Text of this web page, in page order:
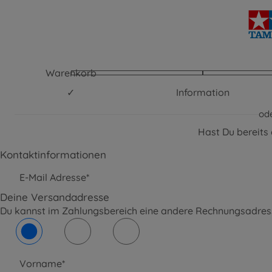
Warenkorb
Information
Hast Du bereits
Kontaktinformationen
E-Mail Adresse*
Deine Versandadresse
Du kannst im Zahlungsbereich eine andere
Vorname*